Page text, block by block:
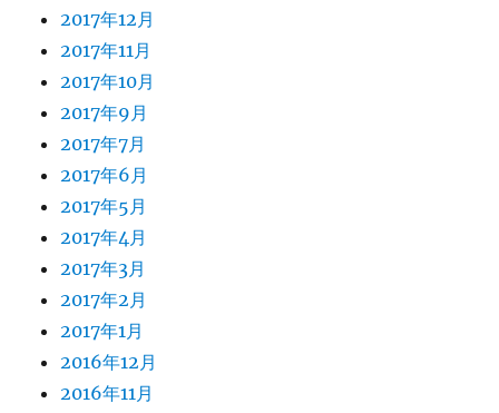
2017年12月
2017年11月
2017年10月
2017年9月
2017年7月
2017年6月
2017年5月
2017年4月
2017年3月
2017年2月
2017年1月
2016年12月
2016年11月